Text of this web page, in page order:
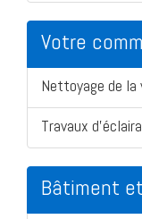
Votre
Nettoyage de la
Travaux
Bâtiment